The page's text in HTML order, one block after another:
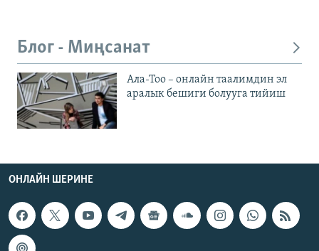
Блог - Миңсанат
Ала-Тоо – онлайн таалимдин эл
аралык бешиги болууга тийиш
ОНЛАЙН ШЕРИНЕ